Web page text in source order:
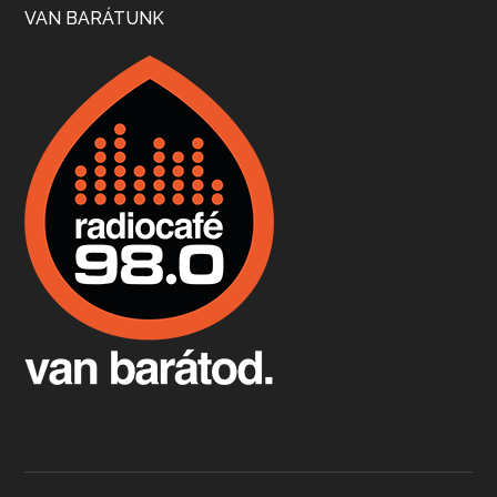
Boston, teadélután, bab és homár
Apr 9, 2026 • 00:37:17
Fermentáljunk, a testünk meghálálja!
Apr 3, 2026 • 00:36:07
VAN BARÁTUNK